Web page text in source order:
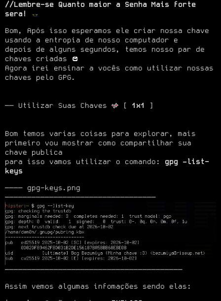
//Lembre-se Quanto maior a Senha Mais forte
sera!
Bom, Após isso esperamos ele criar nossa chave
usando a entropia de nosso computador e
depois de alguns segundos, temos nosso par de
chaves criadas
Agora irei ensinar a vocês como utilizar nossas
── Utilizar Suas Chaves [ 1x1
Bom temos varias coisas para explorar, mais
primeiro vou mostrar como compartilhar sua
chave publica
para isso vamos utilizar o comando: gpg –list-
keys
──── gpg-keys.png
────────────────────────────────────────
Assim vemos algumas infomações sendo elas: